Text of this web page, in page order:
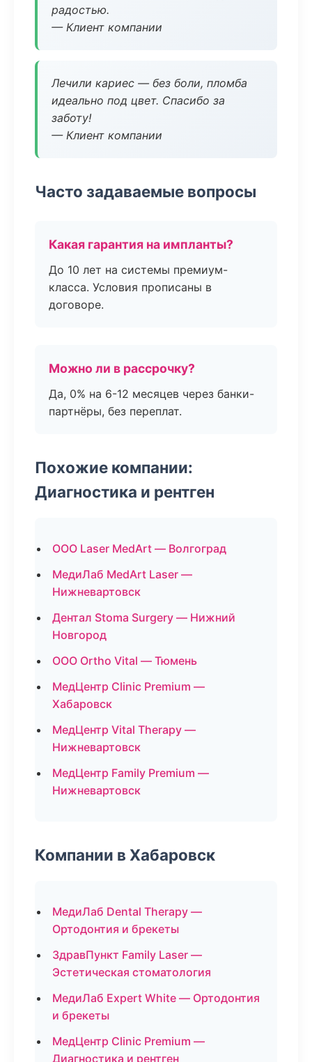
радостью.
— Клиент компании
Лечили кариес — без боли, пломба
идеально под цвет. Спасибо за
заботу!
— Клиент компании
Часто задаваемые вопросы
Какая гарантия на импланты?
До 10 лет на системы премиум-
класса. Условия прописаны в
договоре.
Можно ли в рассрочку?
Да, 0% на 6-12 месяцев через банки-
партнёры, без переплат.
Похожие компании:
Диагностика и рентген
ООО Laser MedArt — Волгоград
МедиЛаб MedArt Laser —
Нижневартовск
Дентал Stoma Surgery — Нижний
Новгород
ООО Ortho Vital — Тюмень
МедЦентр Clinic Premium —
Хабаровск
МедЦентр Vital Therapy —
Нижневартовск
МедЦентр Family Premium —
Нижневартовск
Компании в Хабаровск
МедиЛаб Dental Therapy —
Ортодонтия и брекеты
ЗдравПункт Family Laser —
Эстетическая стоматология
МедиЛаб Expert White — Ортодонтия
и брекеты
МедЦентр Clinic Premium —
Диагностика и рентген